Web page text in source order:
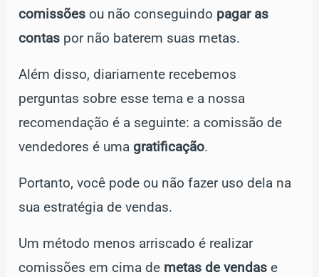
comissões ou não conseguindo pagar as
contas por não baterem suas metas.
Além disso, diariamente recebemos
perguntas sobre esse tema e a nossa
recomendação é a seguinte: a comissão de
vendedores é uma gratificação.
Portanto, você pode ou não fazer uso dela na
sua estratégia de vendas.
Um método menos arriscado é realizar
comissões em cima de metas de vendas e